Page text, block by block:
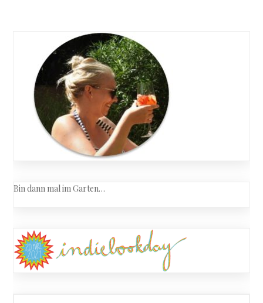
Bin dann mal im Garten…